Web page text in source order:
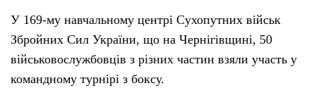
У 169-му навчальному центрі Сухопутних військ
Збройних Сил України, що на Чернігівщині, 50
військовослужбовців з різних частин взяли участь у
командному турнірі з боксу.